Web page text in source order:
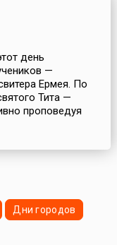
день
—
Ермея. По
Тита —
проповедуя
Дни городов